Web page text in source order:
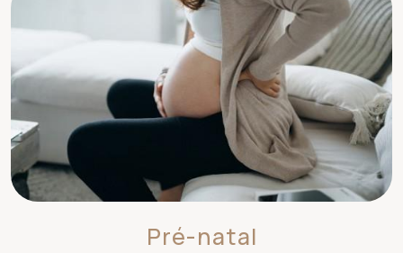
Pré-natal